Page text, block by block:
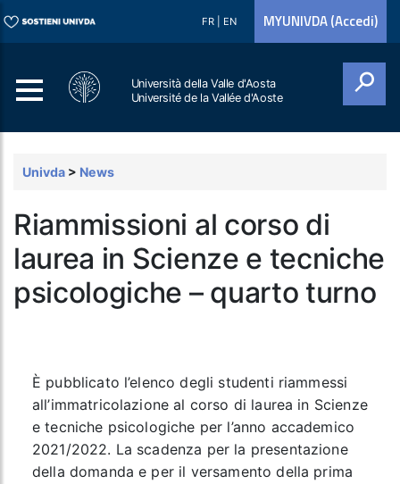
FR EN MYUNIVDA (Accedi)
Università della Valle d'Aosta
Université de la Vallée d'Aoste
Univda > News
Riammissioni al corso di
laurea in Scienze e tecniche
psicologiche – quarto turno
È pubblicato l’elenco degli studenti riammessi
all’immatricolazione al corso di laurea in Scienze
e tecniche psicologiche per l’anno accademico
2021/2022. La scadenza per la presentazione
della domanda e per il versamento della prima